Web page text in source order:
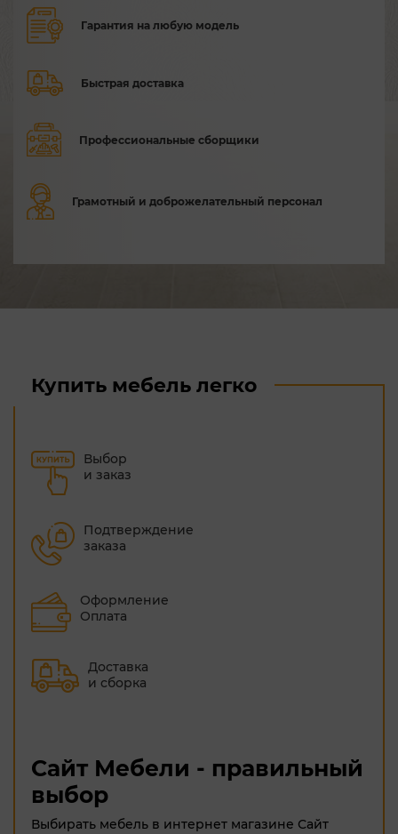
Гарантия на любую модель
Быстрая доставка
Профессиональные сборщики
Грамотный и доброжелательный персонал
Купить мебель легко
Выбор
и заказ
Подтверждение
заказа
Оформление
Оплата
Доставка
и сборка
Сайт Мебели - правильный
выбор
Выбирать мебель в интернет магазине Сайт